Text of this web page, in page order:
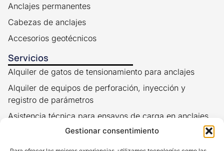
Gestionar consentimiento
Anclajes permanentes
Cabezas de anclajes
Accesorios geotécnicos
Servicios
Alquiler de gatos de tensionamiento para anclajes
Alquiler de equipos de perforación, inyección y
registro de parámetros
Asistencia técnica para ensayos de carga en anclajes